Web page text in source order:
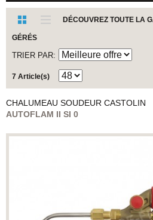
DÉCOUVREZ TOUTE LA
GÉRÉS
TRIER PAR
7 Article(s)
CHALUMEAU SOUDEUR CASTOLIN
AUTOFLAM II SI 0